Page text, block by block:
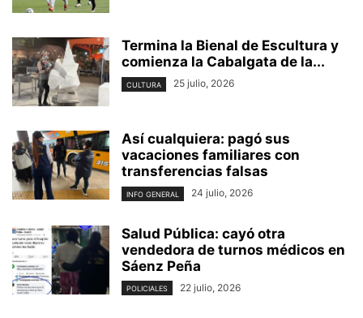
Termina la Bienal de Escultura y
comienza la Cabalgata de la...
CULTURA 25 julio, 2026
Así cualquiera: pagó sus
vacaciones familiares con
transferencias falsas
INFO GENERAL 24 julio, 2026
Salud Pública: cayó otra
vendedora de turnos médicos en
Sáenz Peña
POLICIALES 22 julio, 2026